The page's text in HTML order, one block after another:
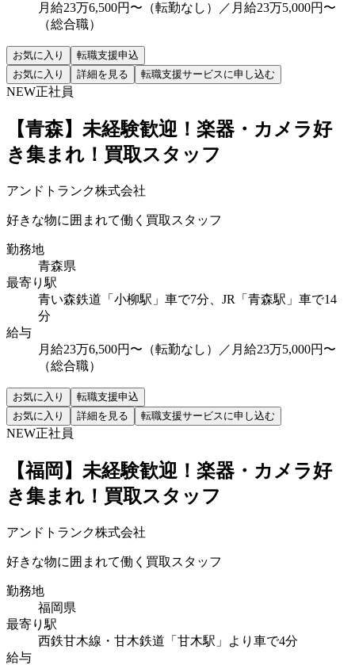
月給23万6,500円〜（転勤なし）／月給23万5,000円〜
（総合職）
お気に入り
転職支援申込
お気に入り
詳細を見る 転職支援サービスに申し込む
NEW正社員
【青森】未経験歓迎！楽器・カメラ好
き集まれ！買取スタッフ
アンドトランク株式会社
好きな物に囲まれて働く買取スタッフ
勤務地
青森県
最寄り駅
青い森鉄道「小柳駅」車で7分、JR「青森駅」車で14
分
給与
月給23万6,500円〜（転勤なし）／月給23万5,000円〜
（総合職）
お気に入り
転職支援申込
お気に入り
詳細を見る 転職支援サービスに申し込む
NEW正社員
【福岡】未経験歓迎！楽器・カメラ好
き集まれ！買取スタッフ
アンドトランク株式会社
好きな物に囲まれて働く買取スタッフ
勤務地
福岡県
最寄り駅
西鉄甘木線・甘木鉄道「甘木駅」より車で4分
給与